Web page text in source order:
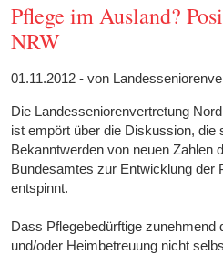
Pflege im Ausland?
NRW
01.11.2012 - von
Die Landesseniorenvertretung
ist empört über die Diskussion, die
Bekanntwerden von neuen Zahlen
Bundesamtes zur Entwicklung der
entspinnt.
Dass Pflegebedürftige zunehmend
und/oder Heimbetreuung nicht